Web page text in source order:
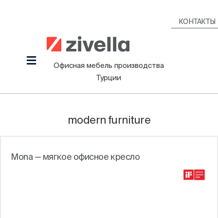
КОНТАКТЫ
Toggle
Продукция
Дизайнеры
Офисная мебель производства
Турции
modern furniture
Mona — мягкое офисное кресло